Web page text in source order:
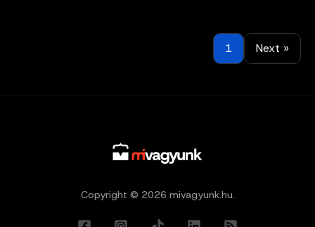
1 Next »
Copyright © 2026 mivagyunk.hu.